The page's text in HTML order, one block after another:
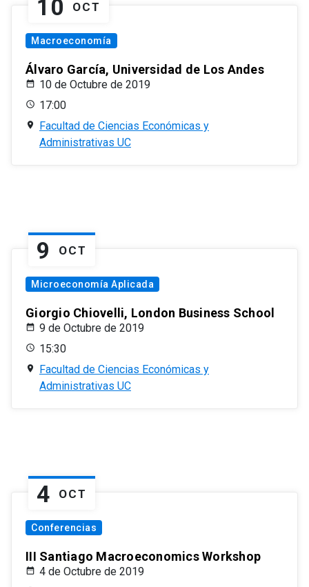
10 OCT
Macroeconomía
Álvaro García, Universidad de Los Andes
10 de Octubre de 2019
17:00
Facultad de Ciencias Económicas y
Administrativas UC
9 OCT
Microeconomía Aplicada
Giorgio Chiovelli, London Business School
9 de Octubre de 2019
15:30
Facultad de Ciencias Económicas y
Administrativas UC
4 OCT
Conferencias
III Santiago Macroeconomics Workshop
4 de Octubre de 2019